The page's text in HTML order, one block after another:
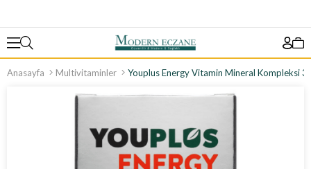
Anasayfa Multivitaminler Youplus Energy Vitamin Mineral Kompleksi